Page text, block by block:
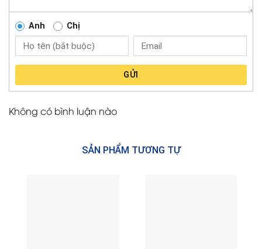
Anh Chị
GỬI
Không có bình luận nào
SẢN PHẨM TƯƠNG TỰ